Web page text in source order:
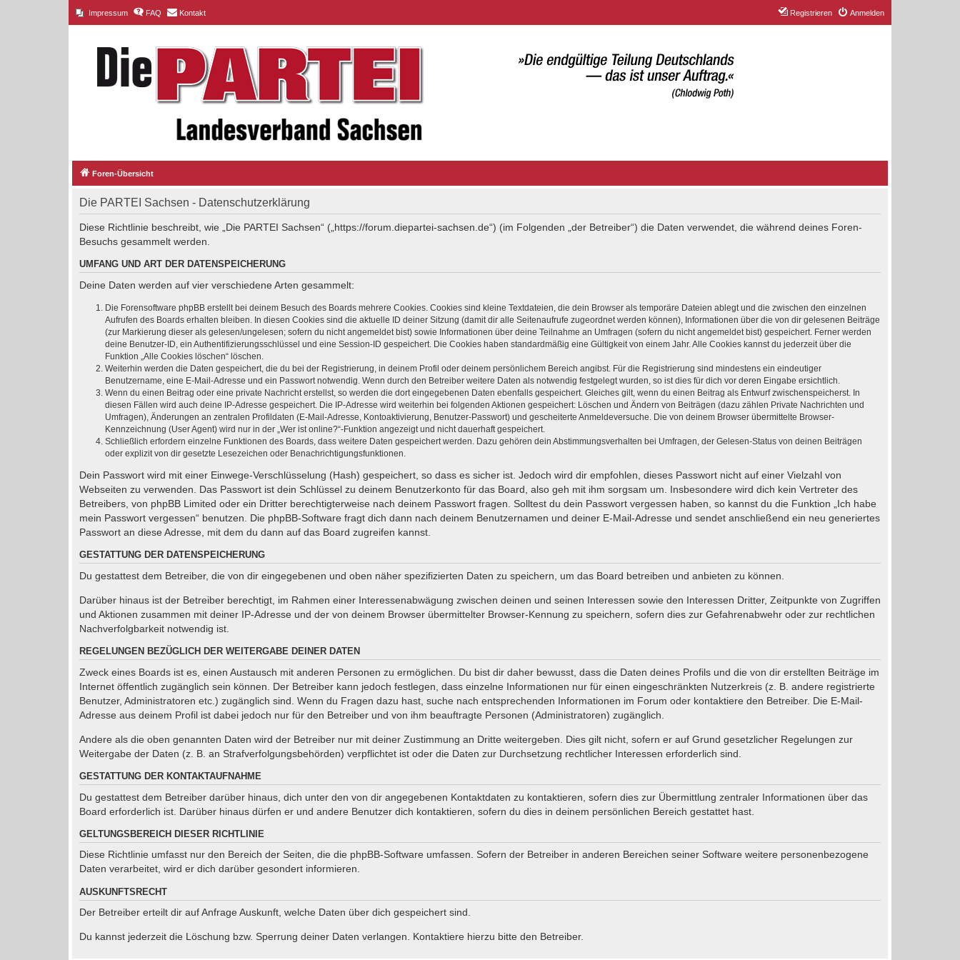
Impressum FAQ Kontakt Anmelden
Registrieren
Foren-Übersicht
Die PARTEI Sachsen - Datenschutzerklärung
Diese Richtlinie beschreibt, wie „Die PARTEI Sachsen“ („https://forum.diepartei-sachsen.de“) (im Folgenden „der Betreiber“) die Daten verwendet, die während deines Foren-
Besuchs gesammelt werden.
UMFANG UND ART DER DATENSPEICHERUNG
Deine Daten werden auf vier verschiedene Arten gesammelt:
Die Forensoftware phpBB erstellt bei deinem Besuch des Boards mehrere Cookies. Cookies sind kleine Textdateien, die dein Browser als temporäre Dateien ablegt und die zwischen den einzelnen
Aufrufen des Boards erhalten bleiben. In diesen Cookies sind die aktuelle ID deiner Sitzung (damit dir alle Seitenaufrufe zugeordnet werden können), Informationen über die von dir gelesenen Beiträge
(zur Markierung dieser als gelesen/ungelesen; sofern du nicht angemeldet bist) sowie Informationen über deine Teilnahme an Umfragen (sofern du nicht angemeldet bist) gespeichert. Ferner werden
deine Benutzer-ID, ein Authentifizierungsschlüssel und eine Session-ID gespeichert. Die Cookies haben standardmäßig eine Gültigkeit von einem Jahr. Alle Cookies kannst du jederzeit über die
Funktion „Alle Cookies löschen“ löschen.
Weiterhin werden die Daten gespeichert, die du bei der Registrierung, in deinem Profil oder deinem persönlichem Bereich angibst. Für die Registrierung sind mindestens ein eindeutiger
Benutzername, eine E-Mail-Adresse und ein Passwort notwendig. Wenn durch den Betreiber weitere Daten als notwendig festgelegt wurden, so ist dies für dich vor deren Eingabe ersichtlich.
Wenn du einen Beitrag oder eine private Nachricht erstellst, so werden die dort eingegebenen Daten ebenfalls gespeichert. Gleiches gilt, wenn du einen Beitrag als Entwurf zwischenspeicherst. In
diesen Fällen wird auch deine IP-Adresse gespeichert. Die IP-Adresse wird weiterhin bei folgenden Aktionen gespeichert: Löschen und Ändern von Beiträgen (dazu zählen Private Nachrichten und
Umfragen), Änderungen an zentralen Profildaten (E-Mail-Adresse, Kontoaktivierung, Benutzer-Passwort) und gescheiterte Anmeldeversuche. Die von deinem Browser übermittelte Browser-
Kennzeichnung (User Agent) wird nur in der „Wer ist online?“-Funktion angezeigt und nicht dauerhaft gespeichert.
Schließlich erfordern einzelne Funktionen des Boards, dass weitere Daten gespeichert werden. Dazu gehören dein Abstimmungsverhalten bei Umfragen, der Gelesen-Status von deinen Beiträgen
oder explizit von dir gesetzte Lesezeichen oder Benachrichtigungsfunktionen.
Dein Passwort wird mit einer Einwege-Verschlüsselung (Hash) gespeichert, so dass es sicher ist. Jedoch wird dir empfohlen, dieses Passwort nicht auf einer Vielzahl von
Webseiten zu verwenden. Das Passwort ist dein Schlüssel zu deinem Benutzerkonto für das Board, also geh mit ihm sorgsam um. Insbesondere wird dich kein Vertreter des
Betreibers, von phpBB Limited oder ein Dritter berechtigterweise nach deinem Passwort fragen. Solltest du dein Passwort vergessen haben, so kannst du die Funktion „Ich habe
mein Passwort vergessen“ benutzen. Die phpBB-Software fragt dich dann nach deinem Benutzernamen und deiner E-Mail-Adresse und sendet anschließend ein neu generiertes
Passwort an diese Adresse, mit dem du dann auf das Board zugreifen kannst.
GESTATTUNG DER DATENSPEICHERUNG
Du gestattest dem Betreiber, die von dir eingegebenen und oben näher spezifizierten Daten zu speichern, um das Board betreiben und anbieten zu können.
Darüber hinaus ist der Betreiber berechtigt, im Rahmen einer Interessenabwägung zwischen deinen und seinen Interessen sowie den Interessen Dritter, Zeitpunkte von Zugriffen
und Aktionen zusammen mit deiner IP-Adresse und der von deinem Browser übermittelter Browser-Kennung zu speichern, sofern dies zur Gefahrenabwehr oder zur rechtlichen
Nachverfolgbarkeit notwendig ist.
REGELUNGEN BEZÜGLICH DER WEITERGABE DEINER DATEN
Zweck eines Boards ist es, einen Austausch mit anderen Personen zu ermöglichen. Du bist dir daher bewusst, dass die Daten deines Profils und die von dir erstellten Beiträge im
Internet öffentlich zugänglich sein können. Der Betreiber kann jedoch festlegen, dass einzelne Informationen nur für einen eingeschränkten Nutzerkreis (z. B. andere registrierte
Benutzer, Administratoren etc.) zugänglich sind. Wenn du Fragen dazu hast, suche nach entsprechenden Informationen im Forum oder kontaktiere den Betreiber. Die E-Mail-
Adresse aus deinem Profil ist dabei jedoch nur für den Betreiber und von ihm beauftragte Personen (Administratoren) zugänglich.
Andere als die oben genannten Daten wird der Betreiber nur mit deiner Zustimmung an Dritte weitergeben. Dies gilt nicht, sofern er auf Grund gesetzlicher Regelungen zur
Weitergabe der Daten (z. B. an Strafverfolgungsbehörden) verpflichtet ist oder die Daten zur Durchsetzung rechtlicher Interessen erforderlich sind.
GESTATTUNG DER KONTAKTAUFNAHME
Du gestattest dem Betreiber darüber hinaus, dich unter den von dir angegebenen Kontaktdaten zu kontaktieren, sofern dies zur Übermittlung zentraler Informationen über das
Board erforderlich ist. Darüber hinaus dürfen er und andere Benutzer dich kontaktieren, sofern du dies in deinem persönlichen Bereich gestattet hast.
GELTUNGSBEREICH DIESER RICHTLINIE
Diese Richtlinie umfasst nur den Bereich der Seiten, die die phpBB-Software umfassen. Sofern der Betreiber in anderen Bereichen seiner Software weitere personenbezogene
Daten verarbeitet, wird er dich darüber gesondert informieren.
AUSKUNFTSRECHT
Der Betreiber erteilt dir auf Anfrage Auskunft, welche Daten über dich gespeichert sind.
Du kannst jederzeit die Löschung bzw. Sperrung deiner Daten verlangen. Kontaktiere hierzu bitte den Betreiber.